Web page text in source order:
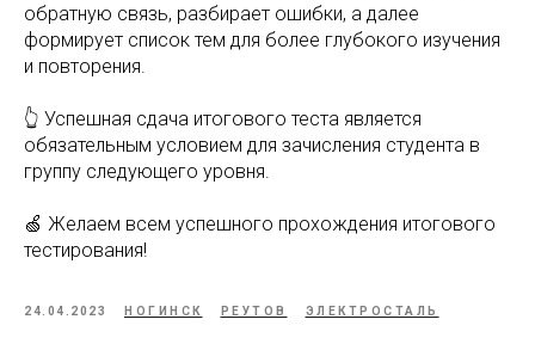
обратную связь, разбирает ошибки, а далее
формирует список тем для более глубокого изучения
и повторения.
👆 Успешная сдача итогового теста является
обязательным условием для зачисления студента в
группу следующего уровня.
🍏 Желаем всем успешного прохождения итогового
тестирования!
24.04.2023 НОГИНСК РЕУТОВ ЭЛЕКТРОСТАЛЬ